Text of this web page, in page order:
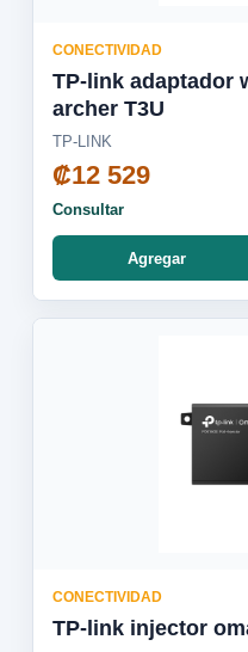
CONECTIVIDAD
TP-link adaptador
archer T3U
TP-LINK
₡12 529
Consultar
Agregar
CONECTIVIDAD
TP-link injector